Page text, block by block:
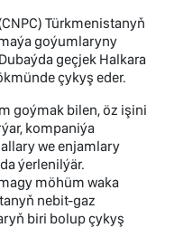
Türkmenistanyň
goýumlaryny
geçjek Halkara
çykyş eder.
goýmak bilen, öz işini
kompaniýa
we enjamlary
ýerlenilýär.
möhüm waka
nebit-gaz
biri bolup çykyş